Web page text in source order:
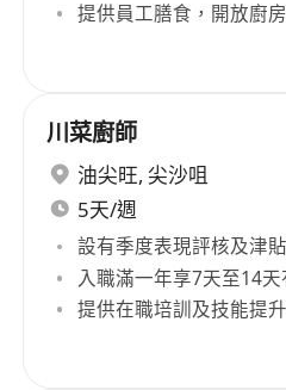
提供員工膳食，開放廚
川菜廚師
油尖旺, 尖沙咀
5天/週
設有季度表現評核及津
入職滿一年享7天至14
提供在職培訓及技能提升